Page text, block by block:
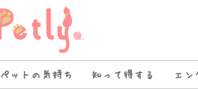
ペットの気持ち 知って得する エン